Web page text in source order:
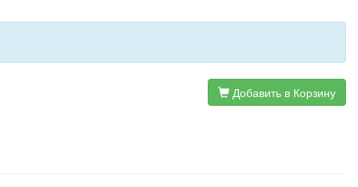
Добавить в Корзину